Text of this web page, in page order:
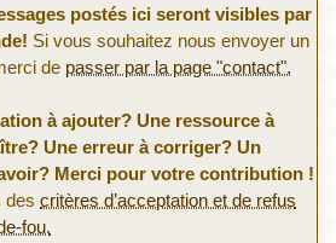
postés ici seront visibles par
Si vous souhaitez nous envoyer un
de passer par la page "contact".
à ajouter? Une ressource à
Une erreur à corriger? Un
Merci pour votre contribution !
descritères d’acceptation et de refus
fou.